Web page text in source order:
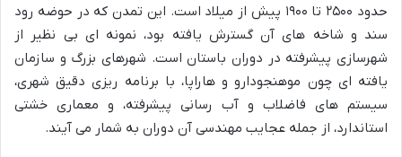
حدود ۲۵۰۰ تا ۱۹۰۰ پیش از میلاد است. این تمدن که در حوضه رود
سند و شاخه های آن گسترش یافته بود، نمونه ای بی نظیر از
شهرسازی پیشرفته در دوران باستان است. شهرهای بزرگ و سازمان
یافته ای چون موهنجودارو و هاراپا، با برنامه ریزی دقیق شهری،
سیستم های فاضلاب و آب رسانی پیشرفته، و معماری خشتی
استاندارد، از جمله عجایب مهندسی آن دوران به شمار می آیند.